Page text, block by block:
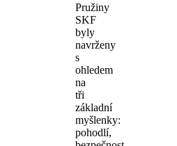
Pružiny
SKF
byly
navrženy
s
ohledem
na
tři
základní
myšlenky:
pohodlí,